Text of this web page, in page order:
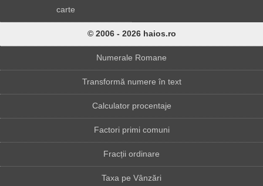
carte
© 2006 - 2026 haios.ro
Numerale Romane
Transformă numere în text
Calculator procentaje
Factori primi comuni
Fracții ordinare
Taxa pe Vânzări